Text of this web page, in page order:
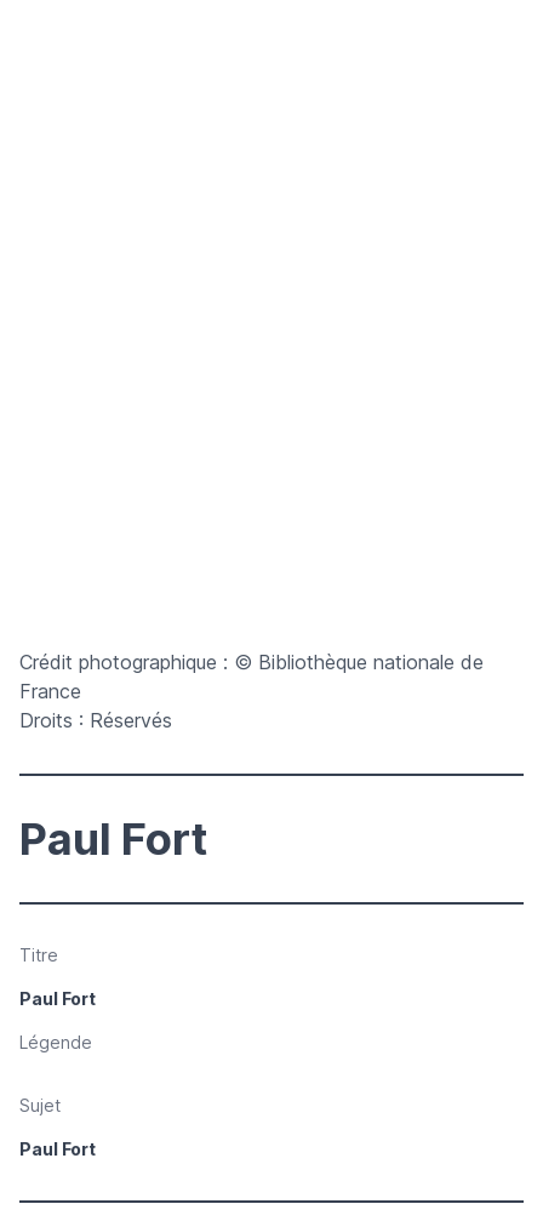
Crédit photographique : © Bibliothèque nationale de
France
Droits : Réservés
Paul Fort
Titre
Paul Fort
Légende
Sujet
Paul Fort